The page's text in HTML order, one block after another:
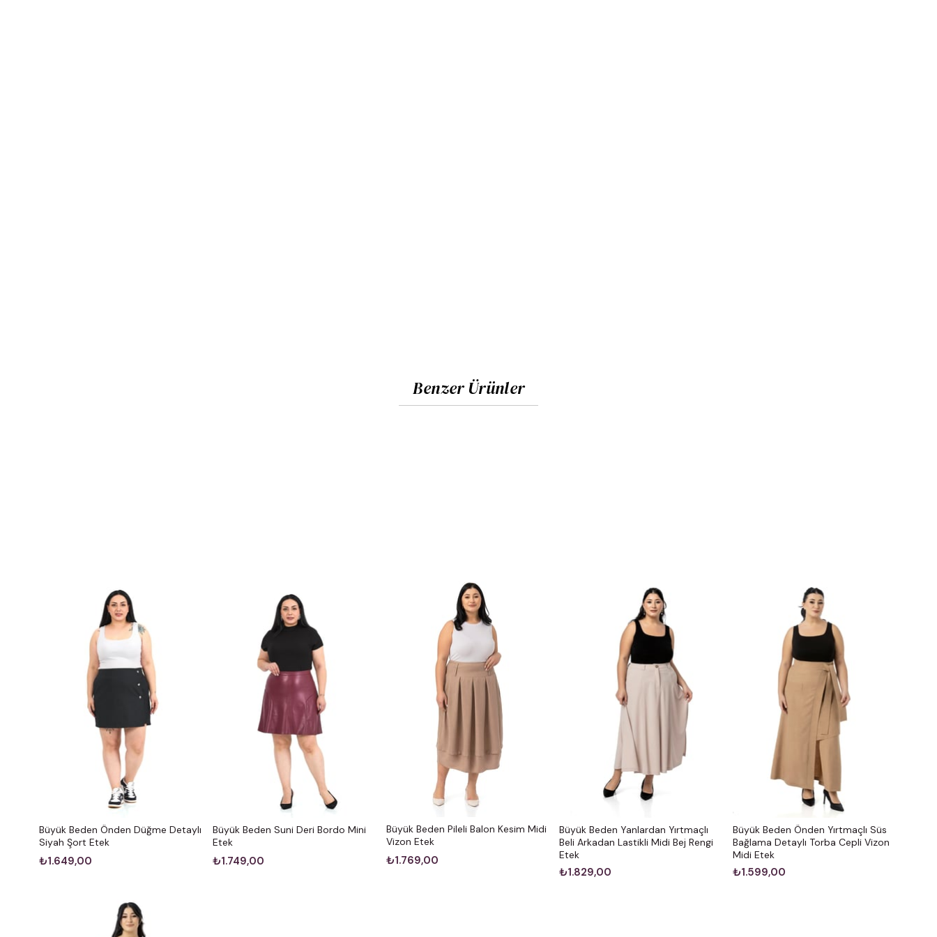
Benzer Ürünler
Büyük Beden Önden Düğme Detaylı
Siyah Şort Etek
₺1.649,00
Büyük Beden Suni Deri Bordo Mini
Etek
₺1.749,00
Büyük Beden Pileli Balon Kesim Midi
Vizon Etek
₺1.769,00
Büyük Beden Yanlardan Yırtmaçlı
Beli Arkadan Lastikli Midi Bej Rengi
Etek
₺1.829,00
Büyük Beden Önden Yırtmaçlı Süs
Bağlama Detaylı Torba Cepli Vizon
Midi Etek
₺1.599,00